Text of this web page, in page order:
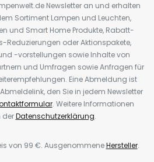
Newsletter an und erhalten
Sortiment Lampen und Leuchten,
und Smart Home Produkte, Rabatt-
Reduzierungen oder Aktionspakete,
-vorstellungen sowie Inhalte von
und Umfragen sowie Anfragen für
Eine Abmeldung ist
den Sie in jedem Newsletter
. Weitere Informationen
derDatenschutzerklärung.
von 99 €. AusgenommeneHersteller.